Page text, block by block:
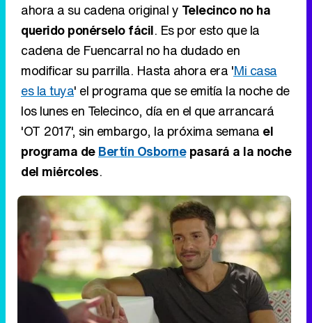
ahora a su cadena original y Telecinco no ha
querido ponérselo fácil. Es por esto que la
cadena de Fuencarral no ha dudado en
modificar su parrilla. Hasta ahora era 'Mi casa
es la tuya' el programa que se emitía la noche de
los lunes en Telecinco, día en el que arrancará
'OT 2017', sin embargo, la próxima semana el
programa deBertín Osbornepasará a la noche
del miércoles.